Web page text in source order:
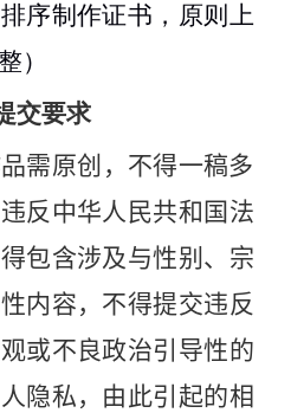
序制作证书，原则上
）
交要求
需原创，不得一稿多
反中华人民共和国法
包含涉及与性别、宗
内容，不得提交违反
或不良政治引导性的
隐私，由此引起的相